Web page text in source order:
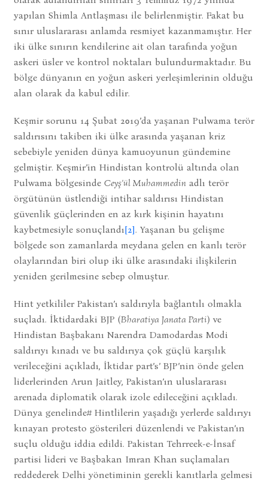
yapılan Shimla Antlaşması ile belirlenmiştir. Fakat bu
sınır uluslararası anlamda resmiyet kazanmamıştır. Her
iki ülke sınırın kendilerine ait olan tarafında yoğun
askeri üsler ve kontrol noktaları bulundurmaktadır. Bu
bölge dünyanın en yoğun askeri yerleşimlerinin olduğu
alan olarak da kabul edilir.
Keşmir sorunu 14 Şubat 2019’da yaşanan Pulwama terör
saldırısını takiben iki ülke arasında yaşanan kriz
sebebiyle yeniden dünya kamuoyunun gündemine
gelmiştir. Keşmir’in Hindistan kontrolü altında olan
Pulwama bölgesinde Ceyş’ül Muhammedinadlı terör
örgütünün üstlendiği intihar saldırısı Hindistan
güvenlik güçlerinden en az kırk kişinin hayatını
kaybetmesiyle sonuçlandı[2]. Yaşanan bu gelişme
bölgede son zamanlarda meydana gelen en kanlı terör
olaylarından biri olup iki ülke arasındaki ilişkilerin
yeniden gerilmesine sebep olmuştur.
Hint yetkililer Pakistan’ı saldırıyla bağlantılı olmakla
suçladı. İktidardaki BJP (Bharatiya Janata Parti) ve
Hindistan Başbakanı Narendra Damodardas Modi
saldırıyı kınadı ve bu saldırıya çok güçlü karşılık
verileceğini açıkladı, İktidar part’s’ BJP’nin önde gelen
liderlerinden Arun Jaitley, Pakistan’ın uluslararası
arenada diplomatik olarak izole edileceğini açıkladı.
Dünya genelinde# Hintlilerin yaşadığı yerlerde saldırıyı
kınayan protesto gösterileri düzenlendi ve Pakistan’ın
suçlu olduğu iddia edildi. Pakistan Tehrreek-e-İnsaf
partisi lideri ve Başbakan Imran Khan suçlamaları
reddederek Delhi yönetiminin gerekli kanıtlarla gelmesi